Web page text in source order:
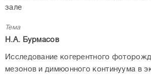
зале
Тема
Н.А. Бурмасов
Исследование когерентного
мезонов и димюонного континуума в